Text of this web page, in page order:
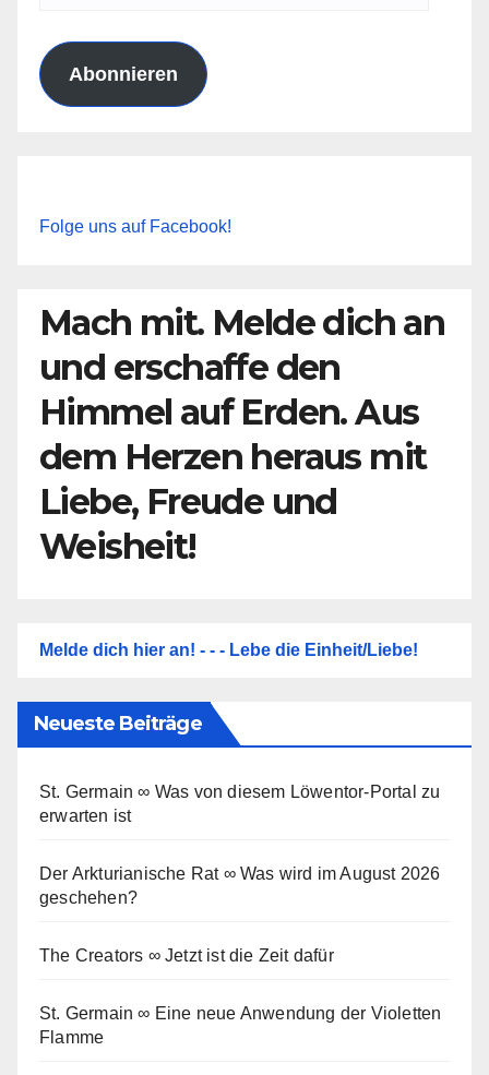
Abonnieren
Folge uns auf Facebook!
Mach mit. Melde dich an
und erschaffe den
Himmel auf Erden. Aus
dem Herzen heraus mit
Liebe, Freude und
Weisheit!
Melde dich hier an! - - - Lebe die Einheit/Liebe!
Neueste Beiträge
St. Germain ∞ Was von diesem Löwentor-Portal zu
erwarten ist
Der Arkturianische Rat ∞ Was wird im August 2026
geschehen?
The Creators ∞ Jetzt ist die Zeit dafür
St. Germain ∞ Eine neue Anwendung der Violetten
Flamme